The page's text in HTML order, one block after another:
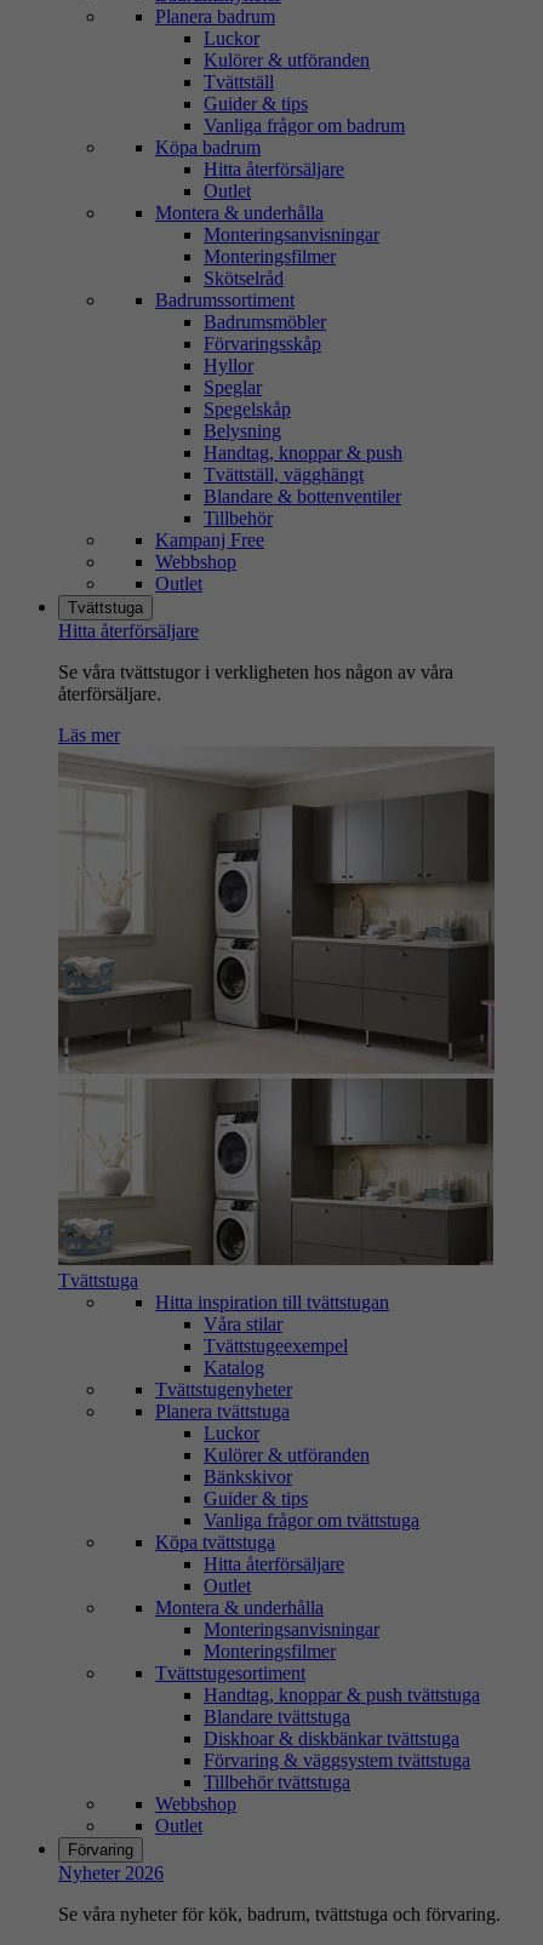
Planera badrum
Luckor
Kulörer & utföranden
Tvättställ
Guider & tips
Vanliga frågor om badrum
Köpa badrum
Hitta återförsäljare
Outlet
Montera & underhålla
Monteringsanvisningar
Monteringsfilmer
Skötselråd
Badrumssortiment
Badrumsmöbler
Förvaringsskåp
Hyllor
Speglar
Spegelskåp
Belysning
Handtag, knoppar & push
Tvättställ, vägghängt
Blandare & bottenventiler
Tillbehör
Kampanj Free
Webbshop
Outlet
Tvättstuga
Hitta återförsäljare
Se våra tvättstugor i verkligheten hos någon av våra
återförsäljare.
Läs mer
Tvättstuga
Hitta inspiration till tvättstugan
Våra stilar
Tvättstugeexempel
Katalog
Tvättstugenyheter
Planera tvättstuga
Luckor
Kulörer & utföranden
Bänkskivor
Guider & tips
Vanliga frågor om tvättstuga
Köpa tvättstuga
Hitta återförsäljare
Outlet
Montera & underhålla
Monteringsanvisningar
Monteringsfilmer
Tvättstugesortiment
Handtag, knoppar & push tvättstuga
Blandare tvättstuga
Diskhoar & diskbänkar tvättstuga
Förvaring & väggsystem tvättstuga
Tillbehör tvättstuga
Webbshop
Outlet
Förvaring
Nyheter 2026
Se våra nyheter för kök, badrum, tvättstuga och förvaring.